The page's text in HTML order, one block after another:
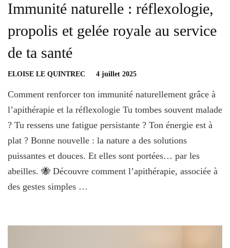
Immunité naturelle : réflexologie,
propolis et gelée royale au service
de ta santé
ELOISE LE QUINTREC 4 juillet 2025
Comment renforcer ton immunité naturellement grâce à
l’apithérapie et la réflexologie Tu tombes souvent malade
? Tu ressens une fatigue persistante ? Ton énergie est à
plat ? Bonne nouvelle : la nature a des solutions
puissantes et douces. Et elles sont portées… par les
abeilles. 🐝 Découvre comment l’apithérapie, associée à
des gestes simples …